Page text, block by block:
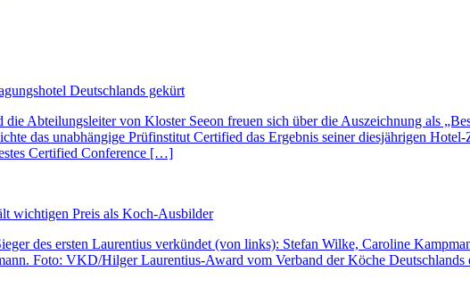
Deutschlands gekürt
die Abteilungsleiter von Kloster Seeon freuen sich über die Auszeichnung als
das unabhängige Prüfinstitut Certified das Ergebnis seiner diesjährigen
Certified Conference […]
wichtigen Preis als Koch-Ausbilder
des ersten Laurentius verkündet (von links): Stefan Wilke, Caroline
Foto: VKD/Hilger Laurentius-Award vom Verband der Köche